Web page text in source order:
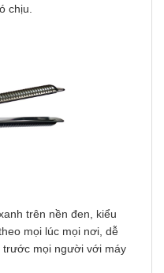
chịu.
trên nền đen, kiểu
mọi lúc mọi nơi, dễ
mọi người với máy